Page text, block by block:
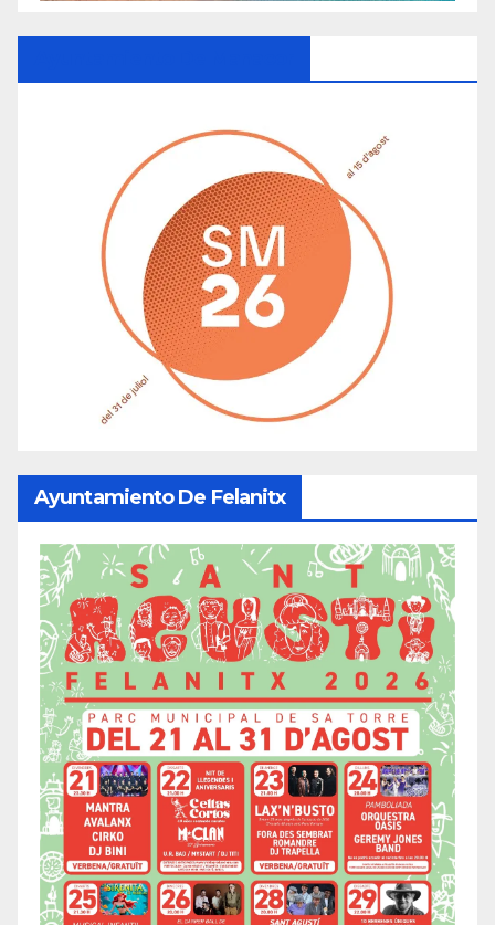
Ayuntamiento De Felanitx